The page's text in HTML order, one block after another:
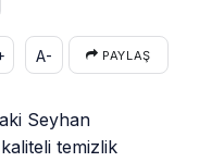
A- PAYLAŞ
Seyhan
temizlik